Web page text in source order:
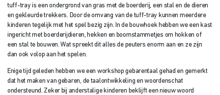
tuff-tray is een ondergrond van gras met de boerderij, een stal en de dieren
en gekleurde trekkers. Door de omvang van de tuff-tray kunnen meerdere
kinderen tegelijk met het spel bezig zijn. In de bouwhoek hebben we een kast
ingericht met boerderijdieren, hekken en boomstammetjes om hokken of
een stal te bouwen. Wat spreekt dit alles de peuters enorm aan en ze zijn
dan ook volop aan het spelen.
Enige tijd geleden hebben we een workshop gebarentaal gehad en gemerkt
dat het maken van gebaren, de taalontwikkeling en woordenschat
ondersteund. Zeker bij anderstalige kinderen beklijft een nieuw woord